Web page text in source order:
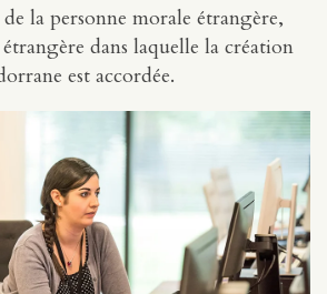
la personne morale étrangère,
dans laquelle la création
est accordée.